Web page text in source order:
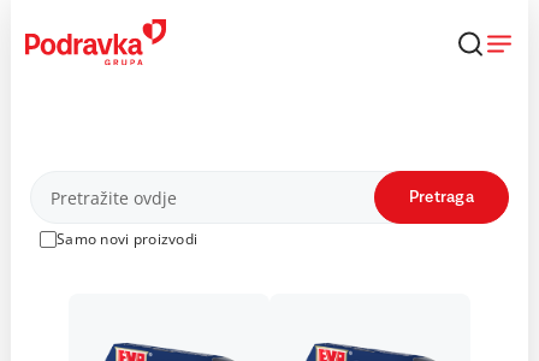
content
Proizvodi
Samo novi proizvodi
Pretraga